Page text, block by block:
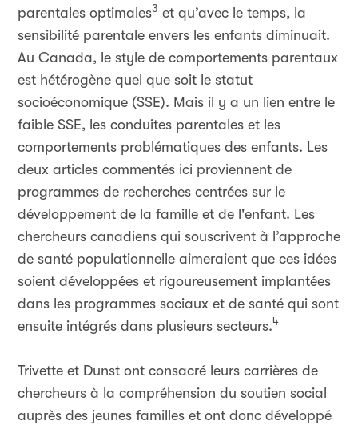
parentales optimales3 et qu’avec le temps, la
sensibilité parentale envers les enfants diminuait.
Au Canada, le style de comportements parentaux
est hétérogène quel que soit le statut
socioéconomique (SSE). Mais il y a un lien entre le
faible SSE, les conduites parentales et les
comportements problématiques des enfants. Les
deux articles commentés ici proviennent de
programmes de recherches centrées sur le
développement de la famille et de l'enfant. Les
chercheurs canadiens qui souscrivent à l’approche
de santé populationnelle aimeraient que ces idées
soient développées et rigoureusement implantées
dans les programmes sociaux et de santé qui sont
ensuite intégrés dans plusieurs secteurs.4
Trivette et Dunst ont consacré leurs carrières de
chercheurs à la compréhension du soutien social
auprès des jeunes familles et ont donc développé